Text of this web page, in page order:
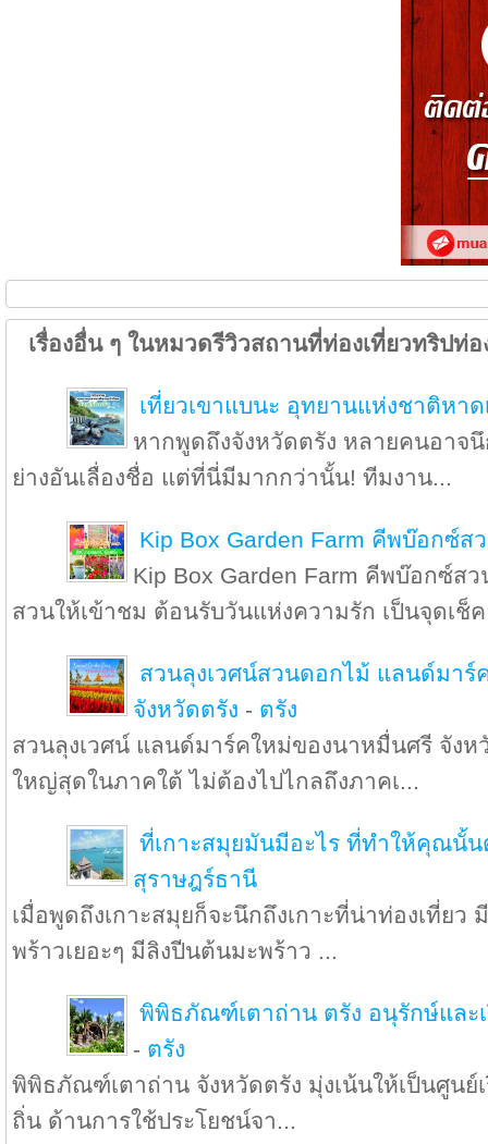
เรื่องอื่น ๆ ในหมวดรีวิวสถานที่ท่องเที่ยวทริปท่อ
เที่ยวเขาแบนะ อุทยานแห่งชาติหาด
หากพูดถึงจังหวัดตรัง หลายคนอาจ
ย่างอันเลื่องชื่อ แต่ที่นี่มีมากกว่านั้น! ทีมงาน...
Kip Box Garden Farm คีพบ๊อกซ์ส
Kip Box Garden Farm คีพบ๊อกซ์สว
สวนให้เข้าชม ต้อนรับวันแห่งความรัก เป็นจุดเช็
สวนลุงเวศน์สวนดอกไม้ แลนด์มา
จังหวัดตรัง - ตรัง
สวนลุงเวศน์ แลนด์มาร์คใหม่ของนาหมื่นศรี จัง
ใหญ่สุดในภาคใต้ ไม่ต้องไปไกลถึงภาคเ...
ที่เกาะสมุยมันมีอะไร ที่ทำให้คุณนั้น
สุราษฎร์ธานี
เมื่อพูดถึงเกาะสมุยก็จะนึกถึงเกาะที่น่าท่องเที่ยว
พร้าวเยอะๆ มีลิงปีนต้นมะพร้าว ...
พิพิธภัณฑ์เตาถ่าน ตรัง อนุรักษ์และ
- ตรัง
พิพิธภัณฑ์เตาถ่าน จังหวัดตรัง มุ่งเน้นให้เป็นศูนย์
ถิ่น ด้านการใช้ประโยชน์จา...